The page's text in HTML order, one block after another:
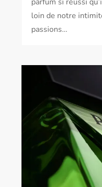
loin de notre
passions…